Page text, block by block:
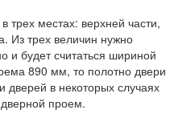
трех местах: верхней части,
Из трех величин нужно
и будет считаться шириной
890 мм, то полотно двери
дверей в некоторых случаях
проем.